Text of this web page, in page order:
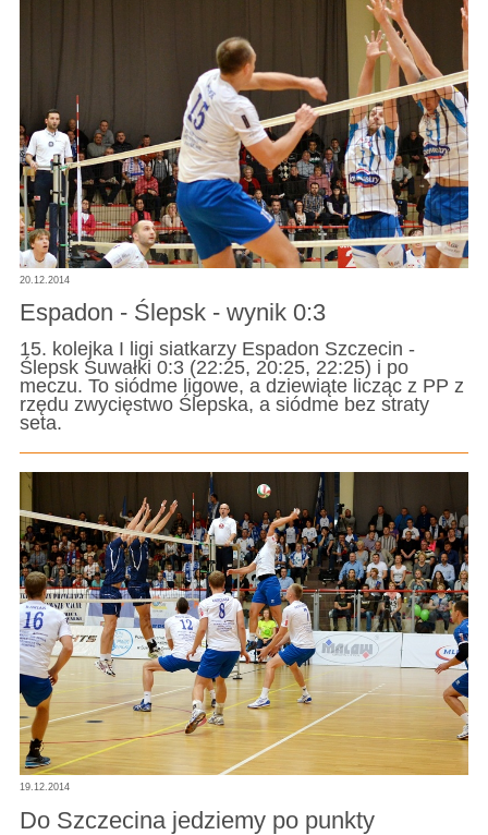
20.12.2014
Espadon - Ślepsk - wynik 0:3
15. kolejka I ligi siatkarzy Espadon Szczecin -
Ślepsk Suwałki 0:3 (22:25, 20:25, 22:25) i po
meczu. To siódme ligowe, a dziewiąte licząc z PP z
rzędu zwycięstwo Ślepska, a siódme bez straty
seta.
19.12.2014
Do Szczecina jedziemy po punkty